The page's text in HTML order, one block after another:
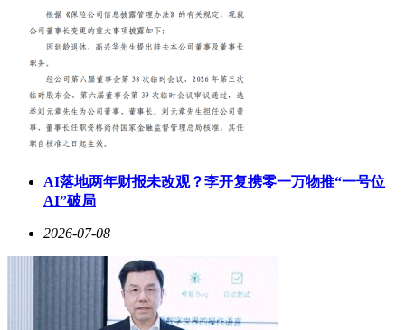
AI落地两年财报未改观？李开复携零一万物推“一号位
AI”破局
2026-07-08